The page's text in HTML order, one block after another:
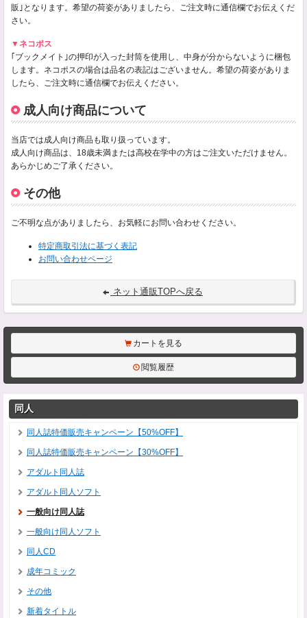
販｣となります。希望の荷姿がありましたら、ご注文時に通信欄でお伝えくだ
さい。
▼ネコポス
｢ブックメイト｣の押印が入った封筒を使用し、中身が分からないように梱包
します。ネコポスの場合は品名の表記はございません。希望の荷姿がありま
したら、ご注文時に通信欄でお伝えください。
成人向け商品について
当店では成人向け商品も取り扱っています。
成人向け商品は、18歳未満または高校在学中の方はご注文いただけません。
あらかじめご了承ください。
その他
ご不明な点がありましたら、お気軽にお問い合わせください。
特定商取引法に基づく表記
お問い合わせページ
ネット通販TOPへ戻る
カートを見る
閲覧履歴
同人
同人誌特価販売キャンペーン【50%OFF】
同人誌特価販売キャンペーン【30%OFF】
アダルト同人誌
アダルト同人ソフト
一般向け同人誌
一般向け同人ソフト
同人CD
成年コミック
その他
新着タイトル